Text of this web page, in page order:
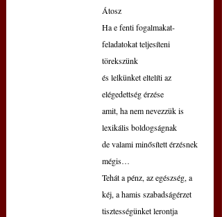
Átosz
Ha e fenti fogalmakat-
feladatokat teljesíteni
törekszünk
és lelkünket eltelíti az
elégedettség érzése
amit, ha nem nevezzük is
lexikális boldogságnak
de valami minősített érzésnek
mégis…
Tehát a pénz, az egészség, a
kéj, a hamis szabadságérzet
tisztességünket lerontja